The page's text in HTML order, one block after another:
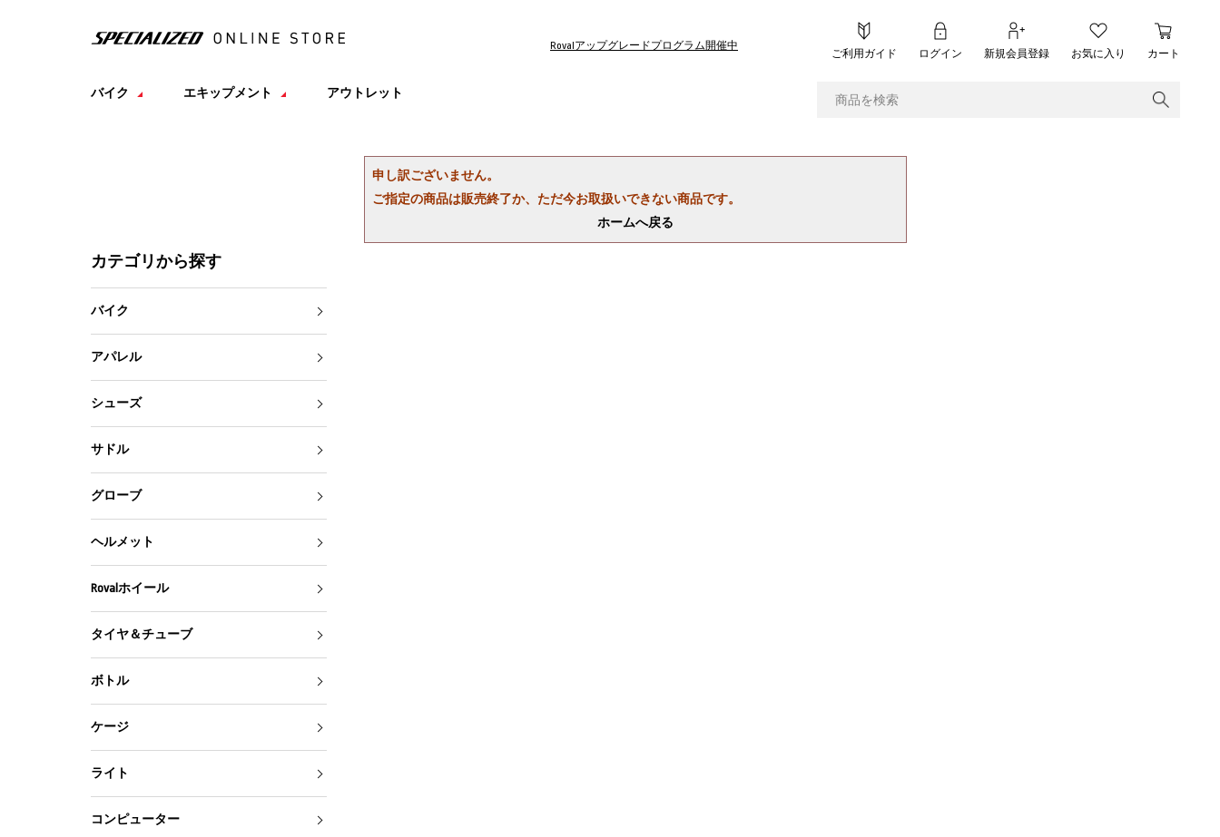
Rovalアップグレードプログラム開催中
ご利用ガイド ログイン 新規会員登録 お気に入り カート
バイク エキップメント アウトレット
申し訳ございません。
ご指定の商品は販売終了か、ただ今お取扱いできない商品です。
ホームへ戻る
カテゴリから探す
バイク
アパレル
シューズ
サドル
グローブ
ヘルメット
Rovalホイール
タイヤ＆チューブ
ボトル
ケージ
ライト
コンピューター